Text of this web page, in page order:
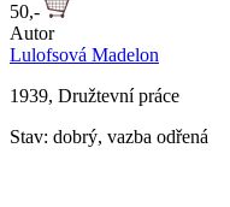
50,-
Autor
Lulofsová Madelon
1939, Družtevní práce
Stav: dobrý, vazba odřená